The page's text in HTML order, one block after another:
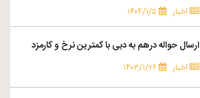
اخبار ۱۴۰۴/۱/۵
ارسال حواله درهم به دبی با کمترین نرخ و کارمزد
اخبار ۱۴۰۳/۱/۲۶